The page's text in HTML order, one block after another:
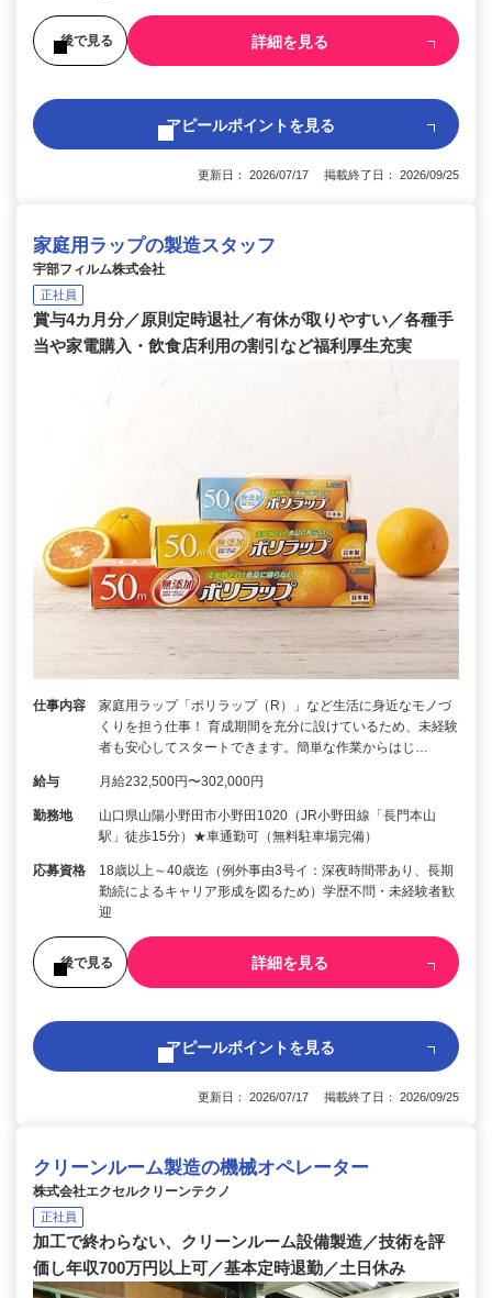
後で見る 詳細を見る
アピールポイントを見る
更新日： 2026/07/17 掲載終了日： 2026/09/25
家庭用ラップの製造スタッフ
宇部フィルム株式会社
正社員
賞与4カ月分／原則定時退社／有休が取りやすい／各種手
当や家電購入・飲食店利用の割引など福利厚生充実
仕事内容
家庭用ラップ「ポリラップ（R）」など生活に身近なモノづ
くりを担う仕事！ 育成期間を充分に設けているため、未経験
者も安心してスタートできます。簡単な作業からはじ…
給与 月給232,500円〜302,000円
勤務地
山口県山陽小野田市小野田1020（JR小野田線「長門本山
駅」徒歩15分）★車通勤可（無料駐車場完備）
応募資格
18歳以上～40歳迄（例外事由3号イ：深夜時間帯あり、長期
勤続によるキャリア形成を図るため）学歴不問・未経験者歓
迎
後で見る 詳細を見る
アピールポイントを見る
更新日： 2026/07/17 掲載終了日： 2026/09/25
クリーンルーム製造の機械オペレーター
株式会社エクセルクリーンテクノ
正社員
加工で終わらない、クリーンルーム設備製造／技術を評
価し年収700万円以上可／基本定時退勤／土日休み